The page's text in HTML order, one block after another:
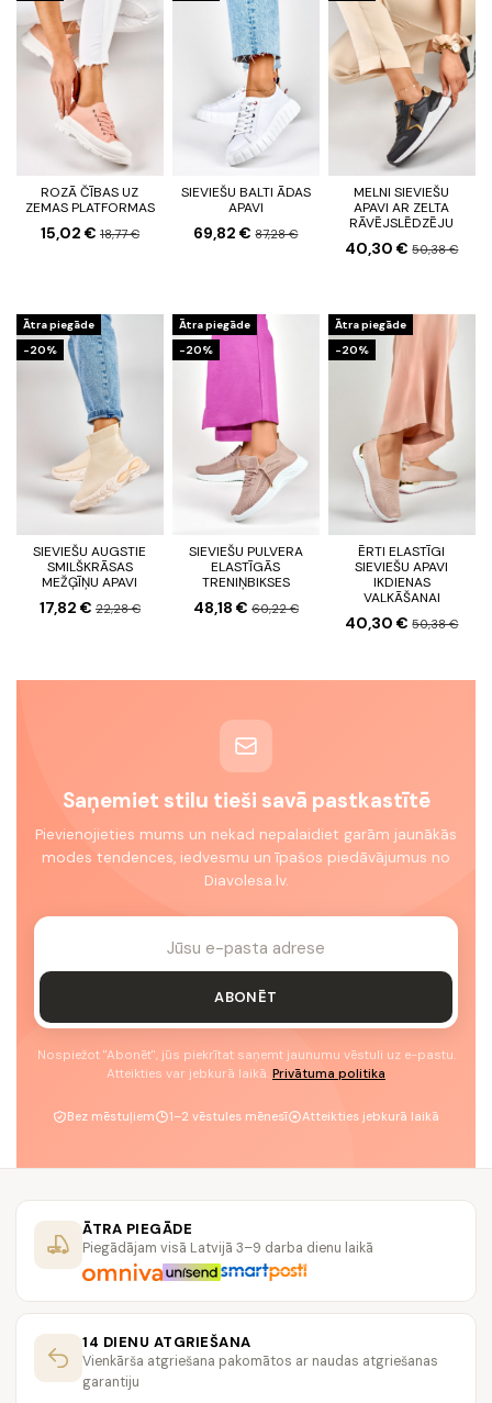
ROZĀ ČĪBAS UZ
ZEMAS PLATFORMAS
15,02 € 18,77 €
SIEVIEŠU BALTI ĀDAS
APAVI
69,82 €87,28 €
MELNI SIEVIEŠU
APAVI AR ZELTA
RĀVĒJSLĒDZĒJU
40,30 €50,38 €
Ātra piegāde
-20%
SIEVIEŠU AUGSTIE
SMILŠKRĀSAS
MEŽĢĪŅU APAVI
17,82 € 22,28 €
Ātra piegāde
-20%
SIEVIEŠU PULVERA
ELASTĪGĀS
TRENIŅBIKSES
48,18 € 60,22 €
Ātra piegāde
-20%
ĒRTI ELASTĪGI
SIEVIEŠU APAVI
IKDIENAS
VALKĀŠANAI
40,30 €50,38 €
Saņemiet stilu tieši savā pastkastītē
Pievienojieties mums un nekad nepalaidiet garām jaunākās
modes tendences, iedvesmu un īpašos piedāvājumus no
Diavolesa.lv.
ABONĒT
Nospiežot "Abonēt", jūs piekrītat saņemt jaunumu vēstuli uz e-pastu.
Atteikties var jebkurā laikā. Privātuma politika
Bez mēstuļiem 1–2 vēstules mēnesī Atteikties jebkurā laikā
ĀTRA PIEGĀDE
Piegādājam visā Latvijā 3–9 darba dienu laikā
14 DIENU ATGRIEŠANA
Vienkārša atgriešana pakomātos ar naudas atgriešanas
garantiju